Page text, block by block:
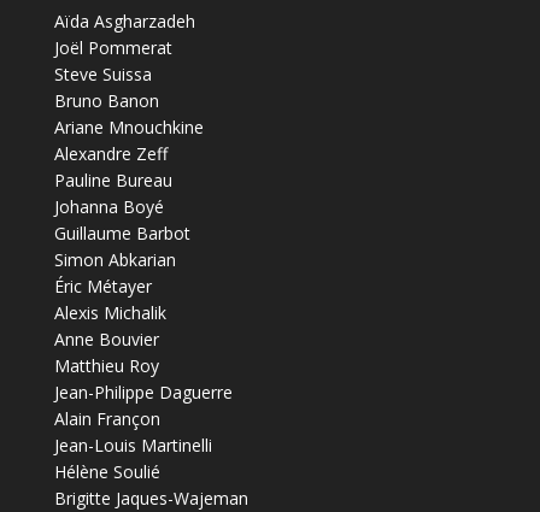
Aïda Asgharzadeh
Joël Pommerat
Steve Suissa
Bruno Banon
Ariane Mnouchkine
Alexandre Zeff
Pauline Bureau
Johanna Boyé
Guillaume Barbot
Simon Abkarian
Éric Métayer
Alexis Michalik
Anne Bouvier
Matthieu Roy
Jean-Philippe Daguerre
Alain Françon
Jean-Louis Martinelli
Hélène Soulié
Brigitte Jaques-Wajeman